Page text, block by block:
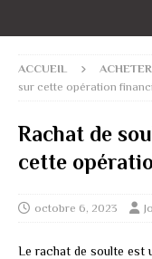
ACCUEIL
sur cette opération
Rachat de
cette
octobre 6, 2023
Le rachat de soulte est